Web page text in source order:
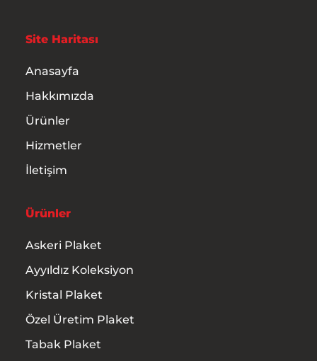
Kampanya ve İndirimli
Site Haritası
Anasayfa
Hakkımızda
Ürünler
Hizmetler
İletişim
Ürünler
Askeri Plaket
Ayyıldız Koleksiyon
Kristal Plaket
Özel Üretim Plaket
Tabak Plaket